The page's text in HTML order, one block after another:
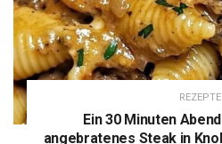
REZEPTE
Ein 30 Minuten
angebratenes Steak in